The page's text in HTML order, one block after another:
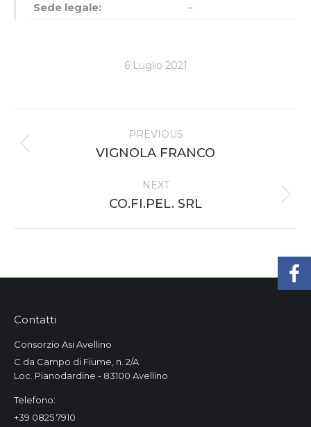
Sede legale:
–
6 Luglio 2021
navigation
PREVIOUS
Previous
VIGNOLA FRANCO
NEXT
Next
CO.FI.PEL. SRL
Contatti
Consorzio Asi Avellino
C.da Campo di Fiume, n. 2/A
Loc. Pianodardine - 83100 Avellino
Telefono:
+39 0825 7910